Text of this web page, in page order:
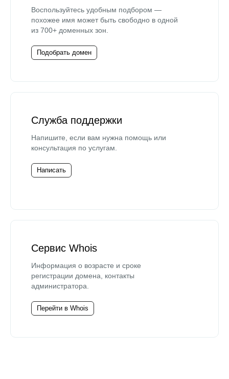
Воспользуйтесь удобным подбором —
похожее имя может быть свободно в одной
из 700+ доменных зон.
Подобрать домен
Служба поддержки
Напишите, если вам нужна помощь или
консультация по услугам.
Написать
Сервис Whois
Информация о возрасте и сроке
регистрации домена, контакты
администратора.
Перейти в Whois